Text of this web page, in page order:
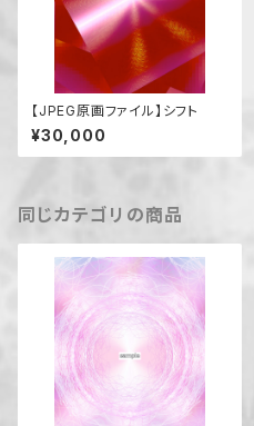
【JPEG原画ファイル】シフト
¥30,000
同じカテゴリの商品